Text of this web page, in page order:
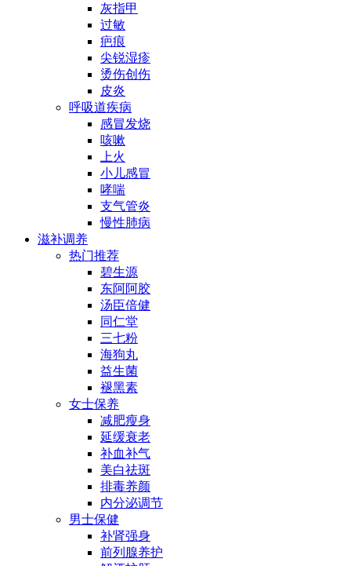
灰指甲
过敏
疤痕
尖锐湿疹
烫伤创伤
皮炎
呼吸道疾病
感冒发烧
咳嗽
上火
小儿感冒
哮喘
支气管炎
慢性肺病
滋补调养
热门推荐
碧生源
东阿阿胶
汤臣倍健
同仁堂
三七粉
海狗丸
益生菌
褪黑素
女士保养
减肥瘦身
延缓衰老
补血补气
美白祛斑
排毒养颜
内分泌调节
男士保健
补肾强身
前列腺养护